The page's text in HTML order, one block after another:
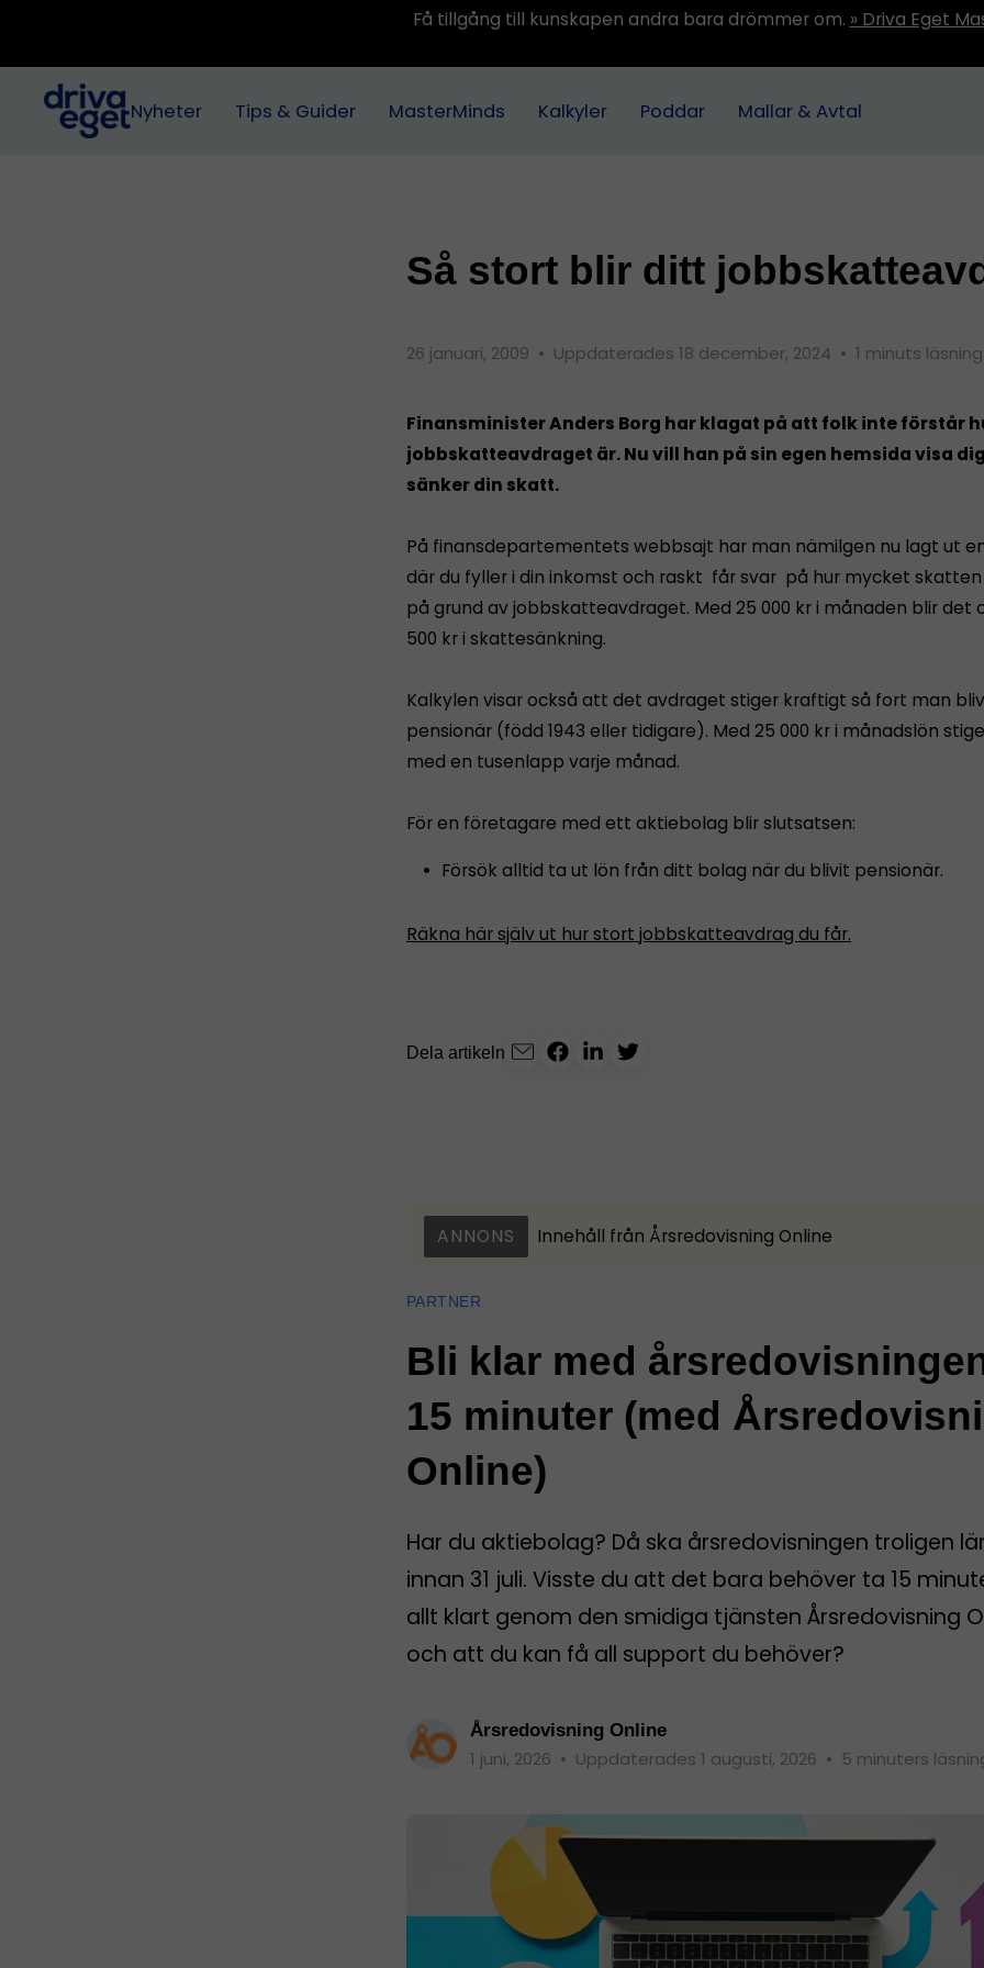
Få tillgång till kunskapen andra bara drömmer om. » Driva Eget
Nyheter Tips & Guider MasterMinds Kalkyler Poddar Mallar & Avtal
Så stort blir ditt
26 januari, 2009 • Uppdaterades 18 december, 2024 • 1 minuts läsning
Finansminister Anders Borg har klagat på att folk inte förstår
jobbskatteavdraget är. Nu vill han på sin egen hemsida visa
sänker din skatt.
På finansdepartementets webbsajt har man nämilgen nu lagt ut
där du fyller i din inkomst och raskt får svar på hur mycket skatten
på grund av jobbskatteavdraget. Med 25 000 kr i månaden blir det
500 kr i skattesänkning.
Kalkylen visar också att det avdraget stiger kraftigt så fort man
pensionär (född 1943 eller tidigare). Med 25 000 kr i månadslön
med en tusenlapp varje månad.
För en företagare med ett aktiebolag blir slutsatsen:
Försök alltid ta ut lön från ditt bolag när du blivit pensionär.
Räkna här själv ut hur stort jobbskatteavdrag du får.
Dela artikeln
ANNONS Innehåll från Årsredovisning Online
PARTNER
Bli klar med
15 minuter (med
Online)
Har du aktiebolag? Då ska årsredovisningen troligen
innan 31 juli. Visste du att det bara behöver ta 15
allt klart genom den smidiga tjänsten Årsredovisning
och att du kan få all support du behöver?
Årsredovisning Online
1 juni, 2026 • Uppdaterades 1 augusti, 2026 • 5 minuters